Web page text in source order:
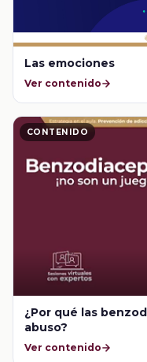
Las emociones
Ver contenido
CONTENIDO
¿Por qué las
abuso?
Ver contenido